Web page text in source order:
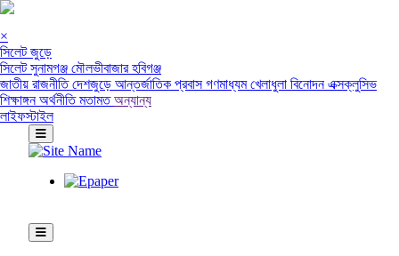
×
সিলেট জুড়ে
সিলেটসুনামগঞ্জ মৌলভীবাজারহবিগঞ্জ
জাতীয় রাজনীতিদেশজুড়ে আন্তর্জাতিক প্রবাসগণমাধ্যমখেলাধুলা বিনোদনএক্সক্লুসিভ
শিক্ষাঙ্গনঅর্থনীতিমতামতঅন্যান্য
লাইফস্টাইল